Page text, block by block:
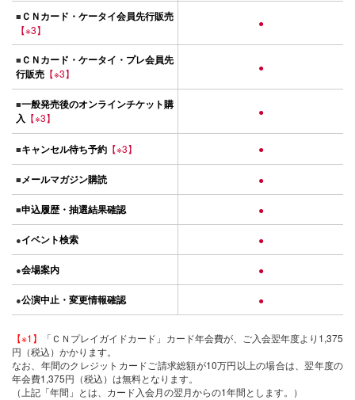
■ＣＮカード・ケータイ会員先行販売
【※3】
●
■ＣＮカード・ケータイ・プレ会員先
行販売 【※3】 ●
■一般発売後のオンラインチケット購
入 【※3】 ●
■キャンセル待ち予約 【※3】 ●
■メールマガジン購読 ●
■申込履歴・抽選結果確認 ●
●イベント検索 ●
●会場案内 ●
●公演中止・変更情報確認 ●
【※1】
「ＣＮプレイガイドカード」カード年会費が、ご入会翌年度より1,375
円（税込）かかります。
なお、年間のクレジットカードご請求総額が10万円以上の場合は、翌年度の
年会費1,375円（税込）は無料となります。
（上記「年間」とは、カード入会月の翌月からの1年間とします。）